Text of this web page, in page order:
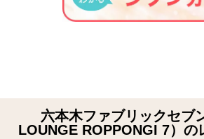
六本木ファブリックセブ
LOUNGE ROPPONGI 7）の